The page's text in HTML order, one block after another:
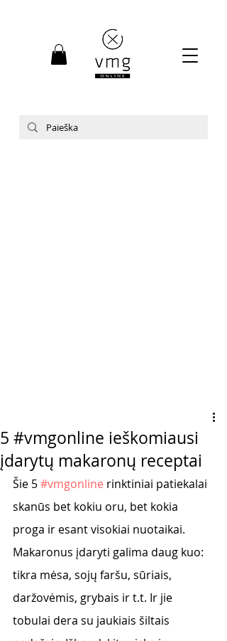
5 #vmgonline ieškomiausi
įdarytų makaronų receptai
Šie 5 #vmgonline rinktiniai patiekalai
skanūs bet kokiu oru, bet kokia
proga ir esant visokiai nuotaikai.
Makaronus įdaryti galima daug kuo:
tikra mėsa, sojų faršu, sūriais,
daržovėmis, grybais ir t.t. Ir jie
tobulai dera su jaukiais šiltais